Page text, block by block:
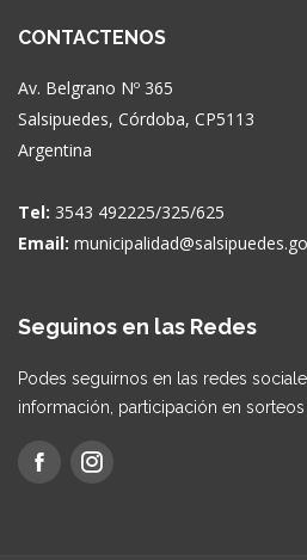
CONTACTENOS
Av. Belgrano Nº 365
Salsipuedes, Córdoba, CP5113
Argentina
Tel: 3543 492225/325/625
Email:
Seguinos en las Redes
Podes seguirnos en las redes
información, participación en sorteos